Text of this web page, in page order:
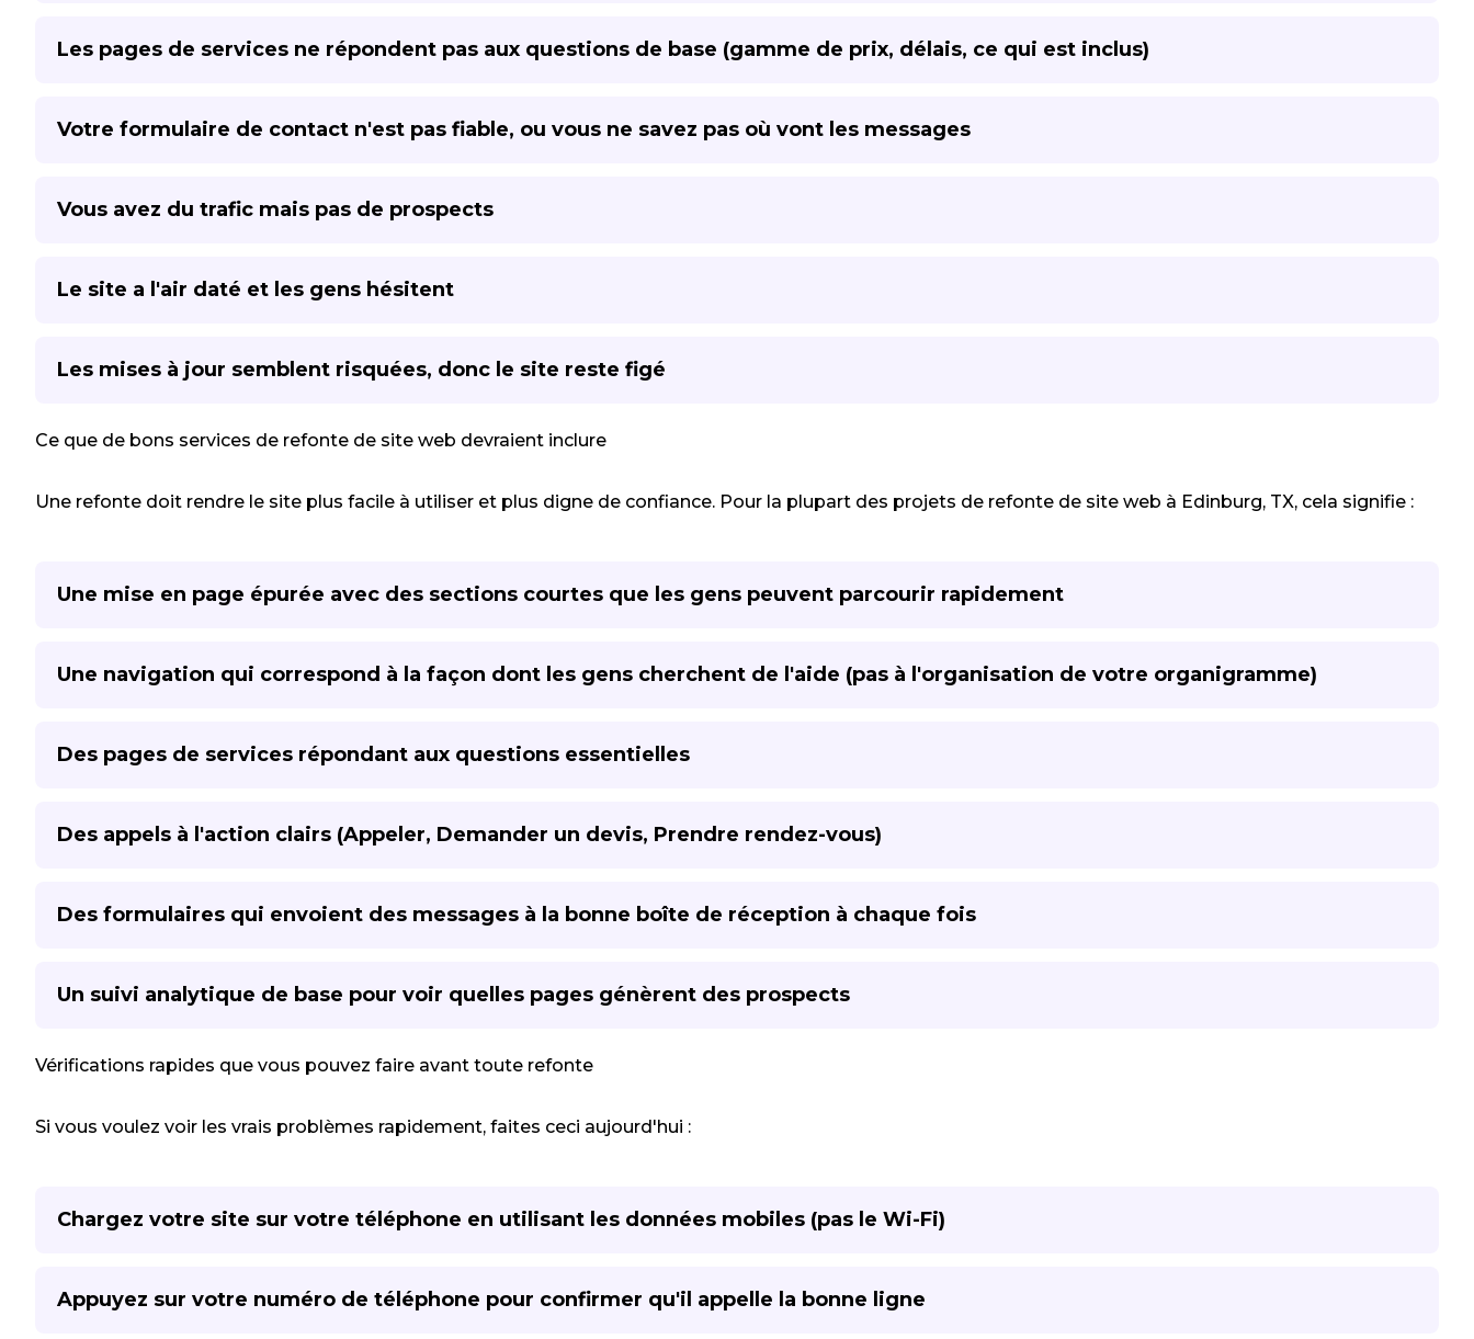
Les pages de services ne répondent pas aux questions de base (gamme de prix, délais, ce qui est inclus)
Votre formulaire de contact n'est pas fiable, ou vous ne savez pas où vont les messages
Vous avez du trafic mais pas de prospects
Le site a l'air daté et les gens hésitent
Les mises à jour semblent risquées, donc le site reste figé
Ce que de bons services de refonte de site web devraient inclure
Une refonte doit rendre le site plus facile à utiliser et plus digne de confiance. Pour la plupart des projets de refonte de site web à Edinburg, TX, cela signifie :
Une mise en page épurée avec des sections courtes que les gens peuvent parcourir rapidement
Une navigation qui correspond à la façon dont les gens cherchent de l'aide (pas à l'organisation de votre organigramme)
Des pages de services répondant aux questions essentielles
Des appels à l'action clairs (Appeler, Demander un devis, Prendre rendez-vous)
Des formulaires qui envoient des messages à la bonne boîte de réception à chaque fois
Un suivi analytique de base pour voir quelles pages génèrent des prospects
Vérifications rapides que vous pouvez faire avant toute refonte
Si vous voulez voir les vrais problèmes rapidement, faites ceci aujourd'hui :
Chargez votre site sur votre téléphone en utilisant les données mobiles (pas le Wi-Fi)
Appuyez sur votre numéro de téléphone pour confirmer qu'il appelle la bonne ligne